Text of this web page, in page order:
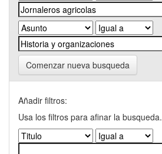
Comenzar nueva busqueda
Añadir filtros:
Usa los filtros para afinar la busqueda.